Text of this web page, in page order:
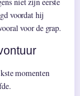
voordat hij
voor de grap.
momenten